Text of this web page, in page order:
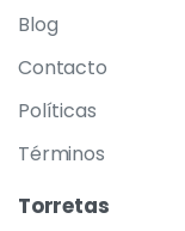
Blog
Contacto
Políticas
Términos
Torretas